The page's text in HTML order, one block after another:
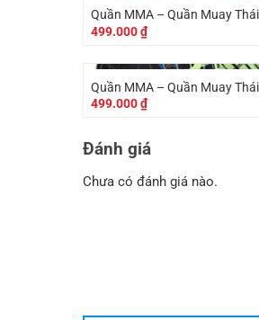
Quần MMA – Quần Muay
499.000₫
Quần MMA – Quần Muay
499.000₫
Đánh giá
Chưa có đánh giá nào.